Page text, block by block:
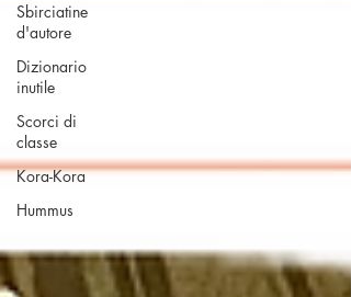
Sbirciatine
d'autore
Dizionario
inutile
Scorci di
classe
Kora-Kora
Hummus